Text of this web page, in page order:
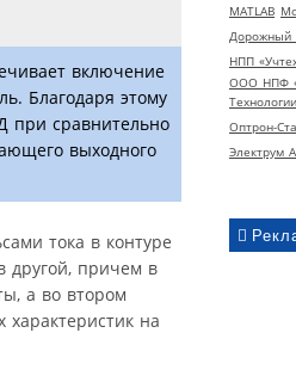
MATLAB
Дорожный
НПП
ООО НПФ
Оптрон-
Электрум
включение
Благодаря этому
при сравнительно
выходного
тока в контуре
другой, причем в
а во втором
на